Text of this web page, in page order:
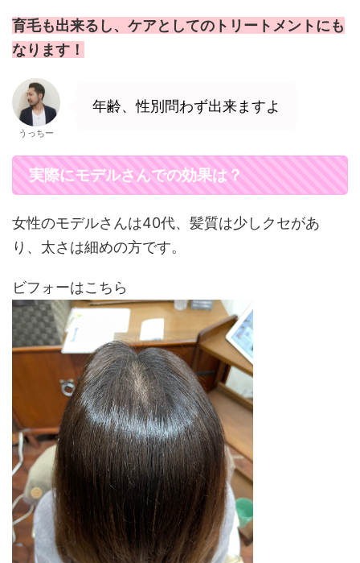
育毛も出来るし、ケアとしてのトリートメントにも
なります！
うっちー
年齢、性別問わず出来ますよ
実際にモデルさんでの効果は？
女性のモデルさんは40代、髪質は少しクセがあ
り、太さは細めの方です。
ビフォーはこちら